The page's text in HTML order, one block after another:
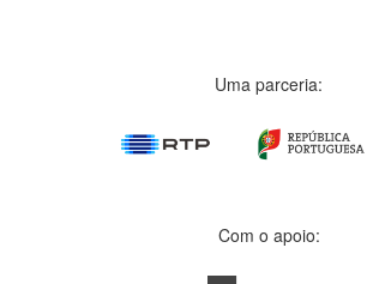
Uma parceria:
Com o apoio: